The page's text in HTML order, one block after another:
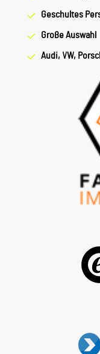
Geschultes
Große Auswahl
Audi, VW,